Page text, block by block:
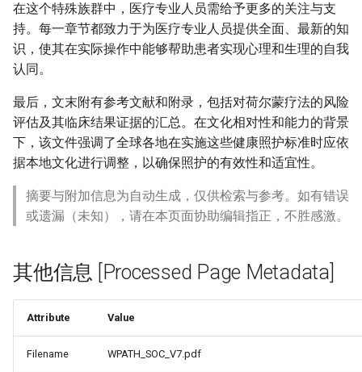
在这个特殊族群中，医疗专业人员需给予更多的关注与支
持。每一章节都致力于为医疗专业人员提供全面、最新的知
识，使其在实际操作中能够帮助患者实现心理和生理的自我
认同。
最后，文末附有参考文献和附录，包括对荷尔蒙疗法的风险
评估及其临床结果证据的汇总。在文化相对性和能力的背景
下，该文件强调了全球各地在实施这些健康照护标准时应依
据本地文化进行调整，以确保照护的有效性和适宜性。
摘要与附加信息为自动生成，仅供检索与参考。如有错误
或遗漏（未知），请在本页面协助编辑指正，不胜感激。
其他信息 [Processed Page Metadata]
Attribute Value
Filename WPATH_SOC_V7.pdf